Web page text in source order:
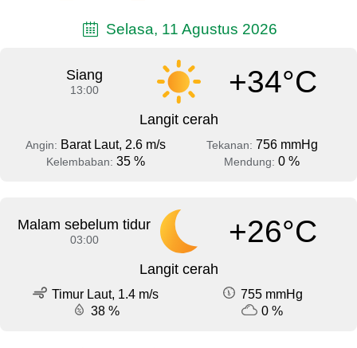
Selasa, 11 Agustus 2026
Siang
13:00 +34°C
Langit cerah
Angin: Barat Laut, 2.6 m/s Tekanan: 756 mmHg
Kelembaban: 35 % Mendung: 0 %
Malam sebelum tidur
03:00 +26°C
Langit cerah
Timur Laut, 1.4 m/s
755 mmHg
38 %
0 %